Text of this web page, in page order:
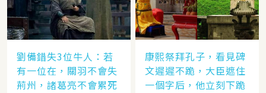
劉備錯失3位牛人：若
有一位在，關羽不會失
荊州，諸葛亮不會累死
康熙祭拜孔子，看見碑
文遲遲不跪，大臣遮住
一個字后，他立刻下跪